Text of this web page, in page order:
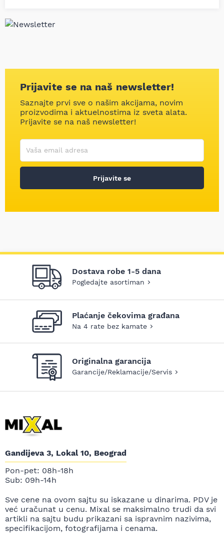
Prijavite se na naš newsletter!
Saznajte prvi sve o našim akcijama, novim
proizvodima i aktuelnostima iz sveta alata.
Prijavite se na naš newsletter!
Korisničko ime
Vaša email adresa
Prijavite se
Dostava robe 1-5 dana
Pogledajte asortiman
Plaćanje čekovima građana
Na 4 rate bez kamate
Originalna garancija
Garancije/Reklamacije/Servis
Gandijeva 3, Lokal 10, Beograd
Pon-pet: 08h-18h
Sub: 09h-14h
Sve cene na ovom sajtu su iskazane u dinarima. PDV je
već uračunat u cenu. Mixal se maksimalno trudi da svi
artikli na sajtu budu prikazani sa ispravnim nazivima,
specifikacijom, fotografijama i cenama.